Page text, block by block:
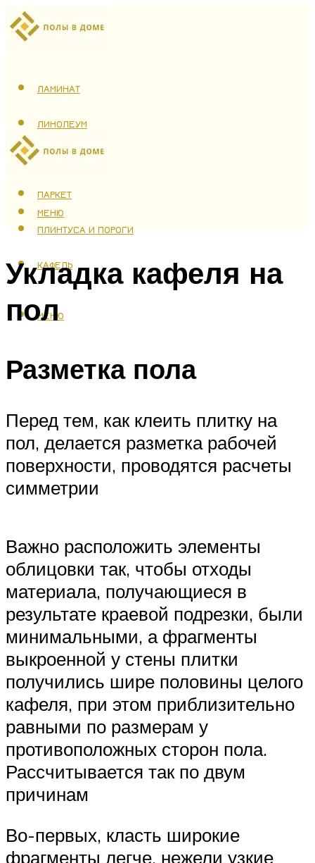
ЛАМИНАТ
ЛИНОЛЕУМ
ТЕПЛЫЙ ПОЛ
ПАРКЕТ
ПЛИНТУСА И ПОРОГИ
КАФЕЛЬ
МЕНЮ
МЕНЮ
Укладка кафеля на
пол
Разметка пола
Перед тем, как клеить плитку на
пол, делается разметка рабочей
поверхности, проводятся расчеты
симметрии
Важно расположить элементы
облицовки так, чтобы отходы
материала, получающиеся в
результате краевой подрезки, были
минимальными, а фрагменты
выкроенной у стены плитки
получились шире половины целого
кафеля, при этом приблизительно
равными по размерам у
противоположных сторон пола.
Рассчитывается так по двум
причинам
Во-первых, класть широкие
фрагменты легче, нежели узкие